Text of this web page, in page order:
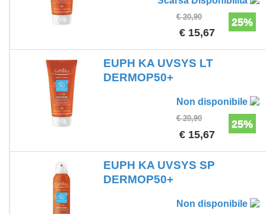
25%
€ 20,90
€ 15,67
EUPH KA UVSYS LT
DERMOP50+
Non disponibile
25%
€ 20,90
€ 15,67
EUPH KA UVSYS SP
DERMOP50+
Non disponibile